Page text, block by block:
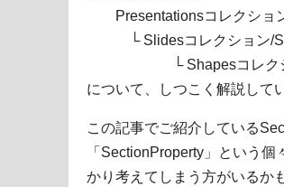
Presentationsコレクショ
└ Slidesコレクション/
└ Shapesコレクショ
について、しつこく解説して
この記事でご紹介している
「SectionProperty」という
かり考えてしまう方がいるか